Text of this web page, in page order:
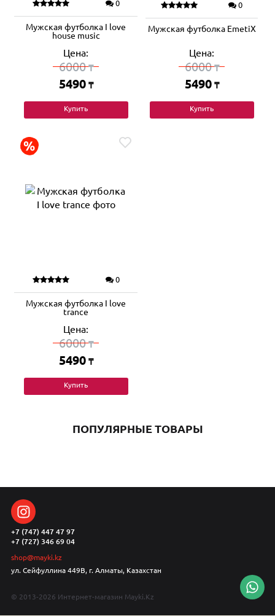
0
Мужская футболка I love
house music
Цена:
6000₸
5490 ₸
Купить
0
Мужская футболка EmetiX
Цена:
6000₸
5490 ₸
Купить
0
Мужская футболка I love
trance
Цена:
6000₸
5490 ₸
Купить
ПОПУЛЯРНЫЕ ТОВАРЫ
+7 (747) 447 47 97
+7 (727) 346 69 04
shop@mayki.kz
ул. Сейфуллина 449В, г. Алматы, Казахстан
© 2013-2026 Интернет-магазин Mayki.Kz